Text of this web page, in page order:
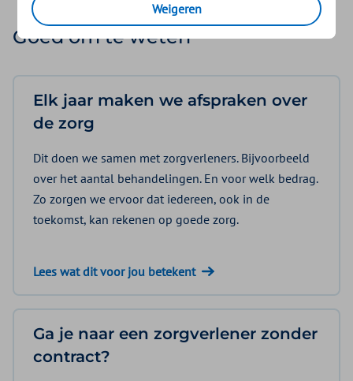
Goed om te weten
Elk jaar maken we afspraken over
de zorg
Dit doen we samen met zorgverleners. Bijvoorbeeld
over het aantal behandelingen. En voor welk bedrag.
Zo zorgen we ervoor dat iedereen, ook in de
toekomst, kan rekenen op goede zorg.
Lees wat dit voor jou betekent
Ga je naar een zorgverlener zonder
contract?
Weigeren